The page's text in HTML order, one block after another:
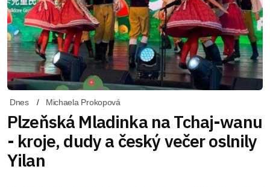
Dnes Michaela Prokopová
Plzeňská Mladinka na Tchaj-wanu
- kroje, dudy a český večer oslnily
Yilan